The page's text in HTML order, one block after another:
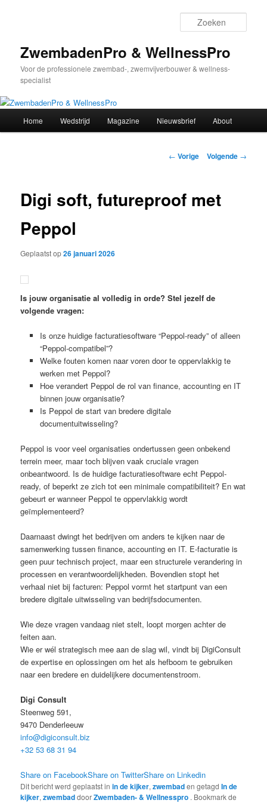
inhoudZwembadenPro & WellnessPro
Voor de professionele zwembad-, zwemvijverbouwer & wellness-
specialist
Home Wedstrijd Magazine Nieuwsbrief About
Bericht
← Vorige Volgende →
Digi soft, futureproof met
Peppol
Geplaatst op26 januari 2026
Is jouw organisatie al volledig in orde? Stel jezelf de
volgende vragen:
Is onze huidige facturatiesoftware “Peppol-ready” of alleen
“Peppol-compatibel”?
Welke fouten komen naar voren door te oppervlakkig te
werken met Peppol?
Hoe verandert Peppol de rol van finance, accounting en IT
binnen jouw organisatie?
Is Peppol de start van bredere digitale
documentuitwisseling?
Peppol is voor veel organisaties ondertussen geen onbekend
terrein meer, maar toch blijven vaak cruciale vragen
onbeantwoord. Is de huidige facturatiesoftware echt Peppol-
ready, of beperkt ze zich tot een minimale compatibiliteit? En wat
gebeurt er wanneer Peppol te oppervlakkig wordt
geïmplementeerd?
Daarnaast dwingt het bedrijven om anders te kijken naar de
samenwerking tussen finance, accounting en IT. E-facturatie is
geen puur technisch project, maar een structurele verandering in
processen en verantwoordelijkheden. Bovendien stopt het
verhaal niet bij facturen: Peppol vormt het startpunt van een
bredere digitale uitwisseling van bedrijfsdocumenten.
Wie deze vragen vandaag niet stelt, loopt morgen achter de
feiten aan.
Wie er wél strategisch mee aan de slag wil, vindt bij DigiConsult
de expertise en oplossingen om het als hefboom te gebruiken
naar een bredere en duidelijkere documentenstroom.
Digi Consult
Steenweg 591,
9470 Denderleeuw
info@digiconsult.biz
+32 53 68 31 94
Share on FacebookShare on TwitterShare on Linkedin
Dit bericht werd geplaatst inin de kijker,zwembaden getagdIn de
kijker,zwembaddoorZwembaden- & Wellnesspro . Bookmark de